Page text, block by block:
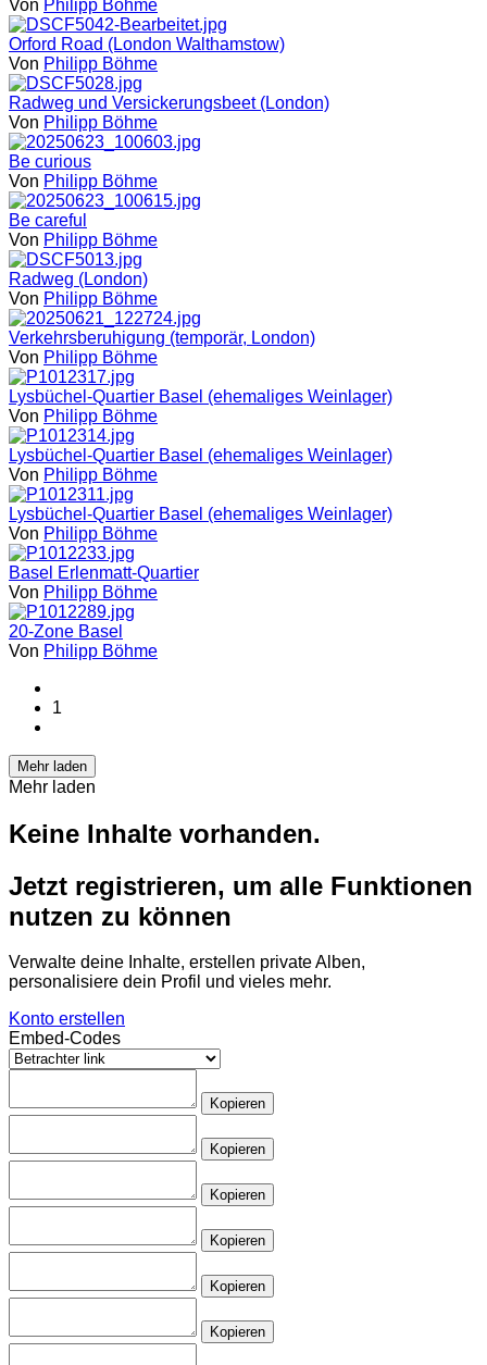
Von Philipp Böhme
Orford Road (London Walthamstow)
Von Philipp Böhme
Radweg und Versickerungsbeet (London)
Von Philipp Böhme
Be curious
Von Philipp Böhme
Be careful
Von Philipp Böhme
Radweg (London)
Von Philipp Böhme
Verkehrsberuhigung (temporär, London)
Von Philipp Böhme
Lysbüchel-Quartier Basel (ehemaliges Weinlager)
Von Philipp Böhme
Lysbüchel-Quartier Basel (ehemaliges Weinlager)
Von Philipp Böhme
Lysbüchel-Quartier Basel (ehemaliges Weinlager)
Von Philipp Böhme
Basel Erlenmatt-Quartier
Von Philipp Böhme
20-Zone Basel
Von Philipp Böhme
1
Mehr laden
Mehr laden
Keine Inhalte vorhanden.
Jetzt registrieren, um alle Funktionen
nutzen zu können
Verwalte deine Inhalte, erstellen private Alben,
personalisiere dein Profil und vieles mehr.
Konto erstellen
Embed-Codes
Kopieren
Kopieren
Kopieren
Kopieren
Kopieren
Kopieren